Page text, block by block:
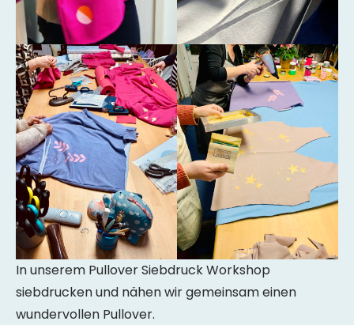
In unserem Pullover Siebdruck Workshop
siebdrucken und nähen wir gemeinsam einen
wundervollen Pullover.